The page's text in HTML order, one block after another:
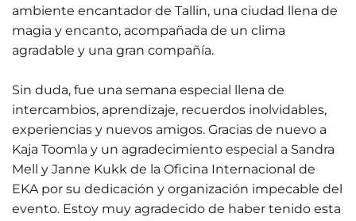
ambiente encantador de Tallin, una ciudad llena de
magia y encanto, acompañada de un clima
agradable y una gran compañía.
Sin duda, fue una semana especial llena de
intercambios, aprendizaje, recuerdos inolvidables,
experiencias y nuevos amigos. Gracias de nuevo a
Kaja Toomla y un agradecimiento especial a Sandra
Mell y Janne Kukk de la Oficina Internacional de
EKA por su dedicación y organización impecable del
evento. Estoy muy agradecido de haber tenido esta